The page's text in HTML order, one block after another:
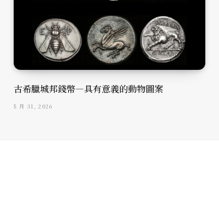
古希臘城邦錢幣—具有意義的動物圖案
5 月 31, 2026